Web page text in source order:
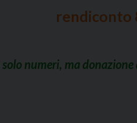
rendiconto
solo numeri, ma